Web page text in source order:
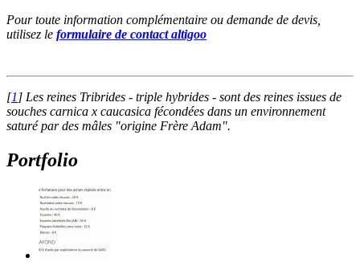
Pour toute information complémentaire ou demande de devis,
utilisez le formulaire de contact altigoo
[1] Les reines Tribrides - triple hybrides - sont des reines issues de
souches carnica x caucasica fécondées dans un environnement
saturé par des mâles "origine Frère Adam".
Portfolio